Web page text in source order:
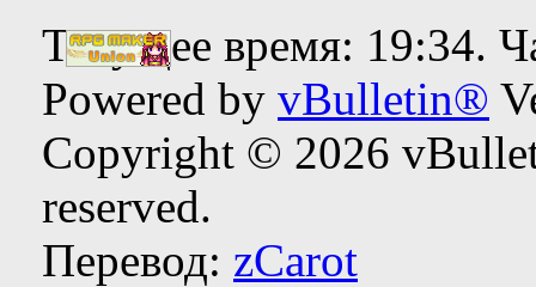
Текущее время: 19:34.
Powered by vBulletin®
Copyright © 2026
reserved.
Перевод: zCarot